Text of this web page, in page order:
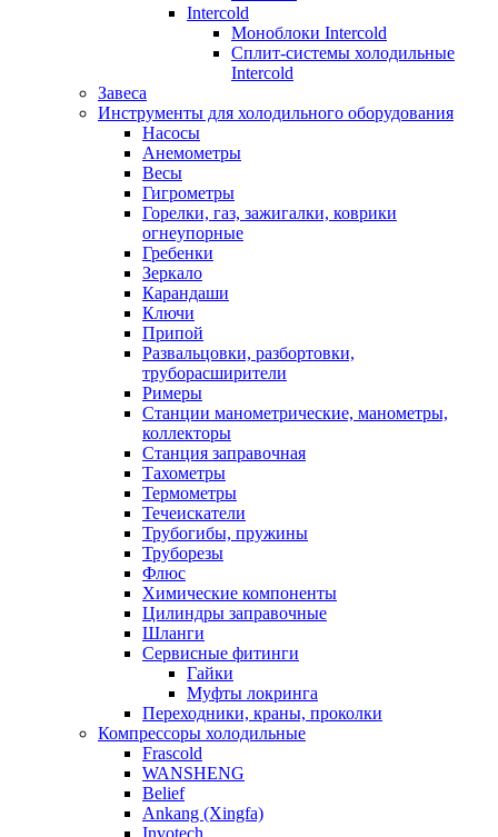
Intercold
Моноблоки Intercold
Сплит-системы холодильные
Intercold
Завеса
Инструменты для холодильного оборудования
Насосы
Анемометры
Весы
Гигрометры
Горелки, газ, зажигалки, коврики
огнеупорные
Гребенки
Зеркало
Карандаши
Ключи
Припой
Развальцовки, разбортовки,
труборасширители
Римеры
Станции манометрические, манометры,
коллекторы
Станция заправочная
Тахометры
Термометры
Течеискатели
Трубогибы, пружины
Труборезы
Флюс
Химические компоненты
Цилиндры заправочные
Шланги
Сервисные фитинги
Гайки
Муфты локринга
Переходники, краны, проколки
Компрессоры холодильные
Frascold
WANSHENG
Belief
Ankang (Xingfa)
Invotech